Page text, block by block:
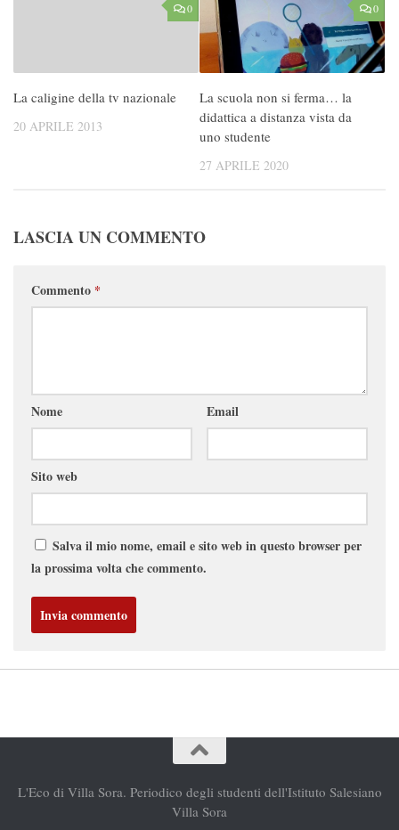
0
La caligine della tv nazionale
20 APRILE 2013
0
La scuola non si ferma… la
didattica a distanza vista da
uno studente
27 APRILE 2020
LASCIA UN COMMENTO
Commento *
Nome Email
Sito web
Salva il mio nome, email e sito web in questo browser per
la prossima volta che commento.
L'Eco di Villa Sora. Periodico degli studenti dell'Istituto Salesiano
Villa Sora